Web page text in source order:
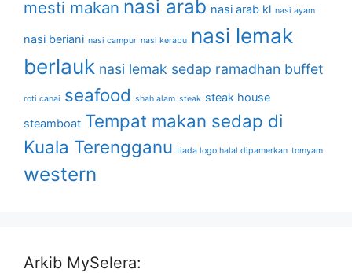
mesti makan nasi arab nasi arab kl nasi ayam
nasi beriani nasi campur nasi kerabu nasi lemak
berlauk nasi lemak sedap ramadhan buffet
roti canai seafood shah alam steak steak house
steamboat Tempat makan sedap di
Kuala Terengganu tiada logo halal dipamerkan tomyam
western
Arkib MySelera: